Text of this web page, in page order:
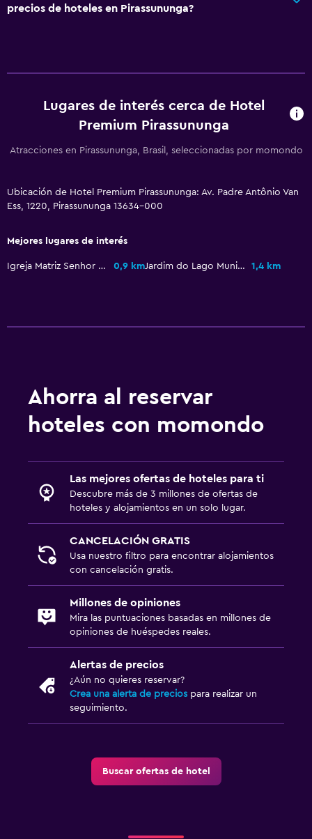
Secador de pelo
Baño privado
Vista a una calle tranquila
Insonorización
Teléfono
Piso de mosaico/mármol
Comedor
Restaurante
Bar/lounge
La comida se puede entregar en el alojamiento
Sistema de entretenimiento
TV de pantalla plana
TV por cable o vía satélite
Piscina y spa
Bañera de hidromasaje
Sauna
Estacionamiento y transporte
Estacionamiento gratuito
precios de hoteles en Pirassununga?
Lugares de interés cerca de Hotel
Premium Pirassununga
Atracciones en Pirassununga, Brasil, seleccionadas por momondo
Ubicación de Hotel Premium Pirassununga: Av. Padre Antônio Van
Ess, 1220, Pirassununga 13634-000
Mejores lugares de interés
Igreja Matriz Senhor Bom Jesus dos Aflitos 0,9 km Jardim do Lago Municipal 1,4 km
Ahorra al reservar
hoteles con momondo
Las mejores ofertas de hoteles para ti
Descubre más de 3 millones de ofertas de
hoteles y alojamientos en un solo lugar.
CANCELACIÓN GRATIS
Usa nuestro filtro para encontrar alojamientos
con cancelación gratis.
Millones de opiniones
Mira las puntuaciones basadas en millones de
opiniones de huéspedes reales.
Alertas de precios
¿Aún no quieres reservar?
Crea una alerta de precios para realizar un
seguimiento.
Buscar ofertas de hotel